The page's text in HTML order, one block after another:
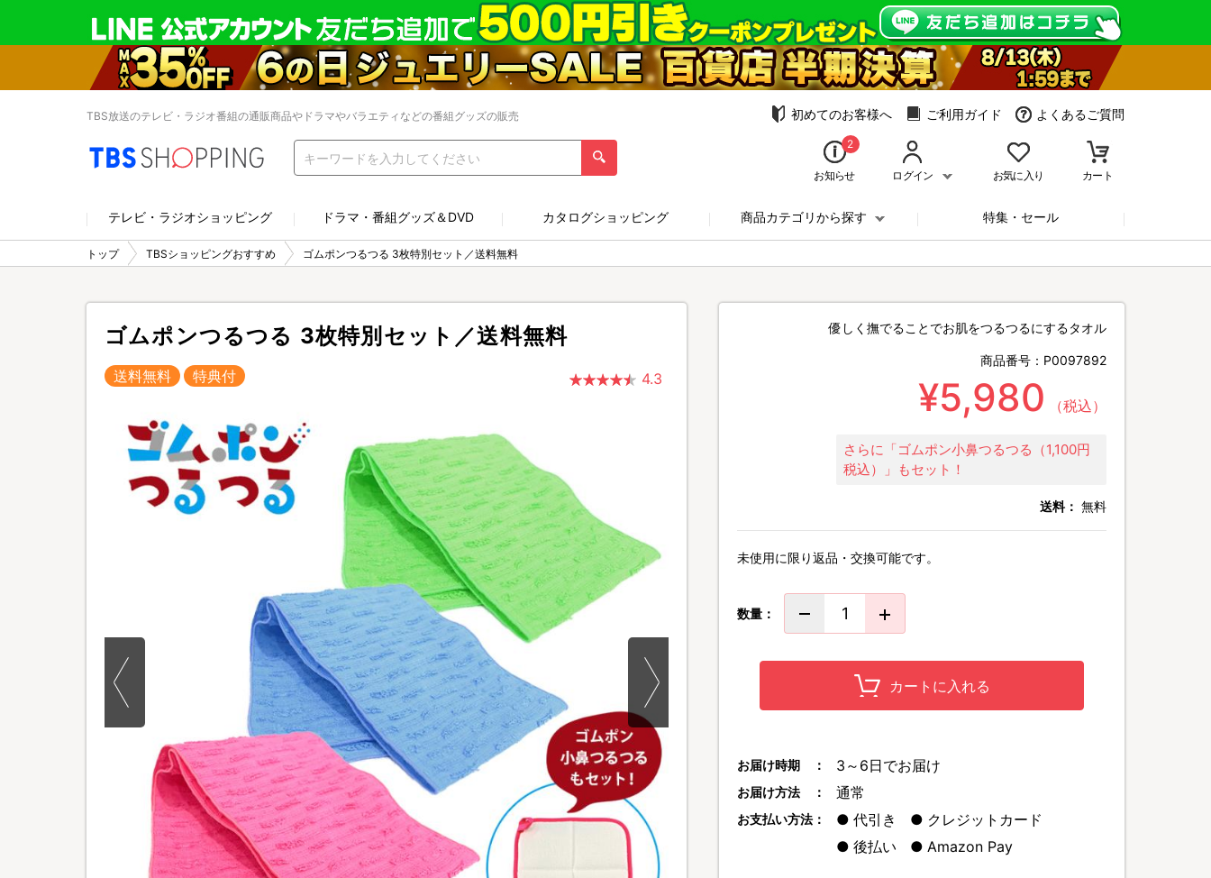
TBS放送のテレビ・ラジオ番組の通販商品やドラマやバラエティなどの番組グッズの販売 初めてのお客様へ ご利用ガイド よくあるご質問
2
お知らせ ログイン お気に入り カート
テレビ・ラジオショッピング ドラマ・番組グッズ＆DVD カタログショッピング 商品カテゴリから探す 特集・セール
トップ TBSショッピングおすすめ ゴムポンつるつる 3枚特別セット／送料無料
ゴムポンつるつる 3枚特別セット／送料無料
送料無料 特典付 4.3
優しく撫でることでお肌をつるつるにするタオル
商品番号： P0097892
¥5,980 （税込）
さらに「ゴムポン小鼻つるつる（1,100円
税込）」もセット！
送料： 無料
未使用に限り返品・交換可能です。
数量：
カートに入れる
お届け時期 ： 3～6日でお届け
お届け方法 ： 通常
お支払い方法： 代引き
クレジットカード
後払い
Amazon Pay